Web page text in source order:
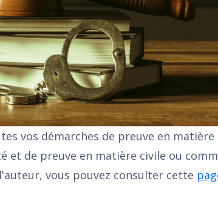
vos démarches de preuve en
de preuve en matière civile ou
vous pouvez consulter cette